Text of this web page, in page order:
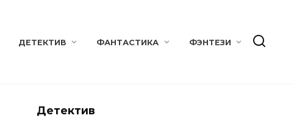
ДЕТЕКТИВ ФАНТАСТИКА ФЭНТЕЗИ
Детектив